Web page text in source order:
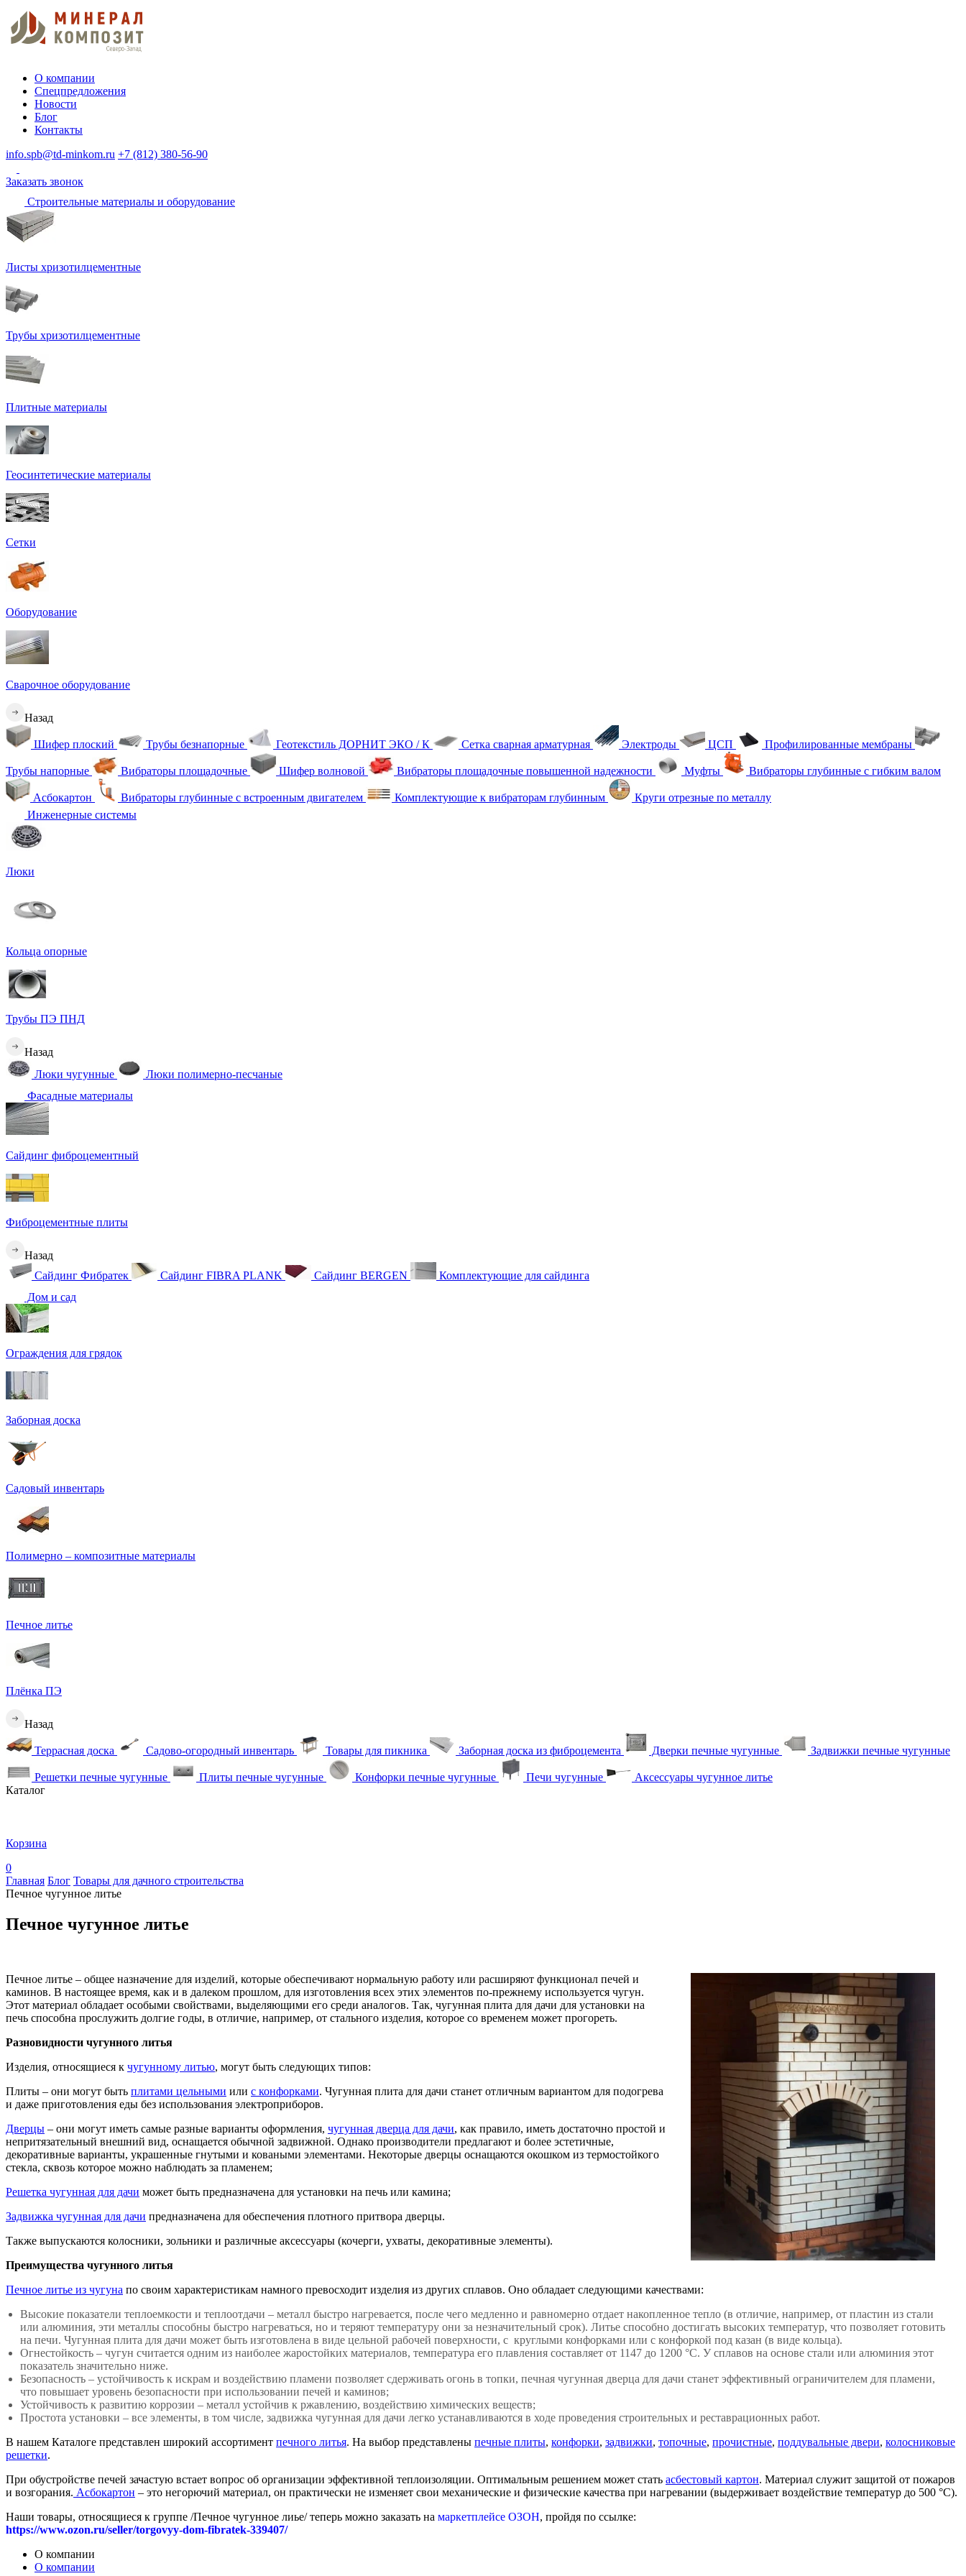
О компании
Спецпредложения
Новости
Блог
Контакты
info.spb@td-minkom.ru +7 (812) 380-56-90
Заказать звонок
Строительные материалы и оборудование
Листы хризотилцементные
Трубы хризотилцементные
Плитные материалы
Геосинтетические материалы
Сетки
Оборудование
Сварочное оборудование
Назад
Шифер плоский Трубы безнапорные Геотекстиль ДОРНИТ ЭКО / К Сетка сварная арматурная Электроды ЦСП Профилированные мембраны
Трубы напорные Вибраторы площадочные Шифер волновой Вибраторы площадочные повышенной надежности Муфты Вибраторы глубинные с гибким валом
Асбокартон Вибраторы глубинные с встроенным двигателем Комплектующие к вибраторам глубинным
Круги отрезные по металлу
Инженерные системы
Люки
Кольца опорные
Трубы ПЭ ПНД
Назад
Люки чугунные
Люки полимерно-песчаные
Фасадные материалы
Сайдинг фиброцементный
Фиброцементные плиты
Назад
Сайдинг Фибратек
Сайдинг FIBRA PLANK Сайдинг BERGEN
Комплектующие для сайдинга
Дом и сад
Ограждения для грядок
Заборная доска
Садовый инвентарь
Полимерно – композитные материалы
Печное литье
Плёнка ПЭ
Назад
Террасная доска Садово-огородный инвентарь Товары для пикника Заборная доска из фиброцемента Дверки печные чугунные Задвижки печные чугунные
Решетки печные чугунные Плиты печные чугунные Конфорки печные чугунные Печи чугунные
Аксессуары чугунное литье
Каталог
Корзина
0
Главная Блог Товары для дачного строительства
Печное чугунное литье
Печное чугунное литье
Печное литье – общее назначение для изделий, которые обеспечивают нормальную работу или расширяют функционал печей и
каминов. В настоящее время, как и в далеком прошлом, для изготовления всех этих элементов по-прежнему используется чугун.
Этот материал обладает особыми свойствами, выделяющими его среди аналогов. Так, чугунная плита для дачи для установки на
печь способна прослужить долгие годы, в отличие, например, от стального изделия, которое со временем может прогореть.
Разновидности чугунного литья
Изделия, относящиеся к чугунному литью, могут быть следующих типов:
Плиты – они могут быть плитами цельными или c конфорками. Чугунная плита для дачи станет отличным вариантом для подогрева
и даже приготовления еды без использования электроприборов.
Дверцы – они могут иметь самые разные варианты оформления, чугунная дверца для дачи, как правило, иметь достаточно простой и
непритязательный внешний вид, оснащается обычной задвижной. Однако производители предлагают и более эстетичные,
декоративные варианты, украшенные гнутыми и коваными элементами. Некоторые дверцы оснащаются окошком из термостойкого
стекла, сквозь которое можно наблюдать за пламенем;
Решетка чугунная для дачи может быть предназначена для установки на печь или камина;
Задвижка чугунная для дачи предназначена для обеспечения плотного притвора дверцы.
Также выпускаются колосники, зольники и различные аксессуары (кочерги, ухваты, декоративные элементы).
Преимущества чугунного литья
Печное литье из чугуна по своим характеристикам намного превосходит изделия из других сплавов. Оно обладает следующими качествами:
Высокие показатели теплоемкости и теплоотдачи – металл быстро нагревается, после чего медленно и равномерно отдает накопленное тепло (в отличие, например, от пластин из стали
или алюминия, эти металлы способны быстро нагреваться, но и теряют температуру они за незначительный срок). Литье способно достигать высоких температур, что позволяет готовить
на печи. Чугунная плита для дачи может быть изготовлена в виде цельной рабочей поверхности, с круглыми конфорками или с конфоркой под казан (в виде кольца).
Огнестойкость – чугун считается одним из наиболее жаростойких материалов, температура его плавления составляет от 1147 до 1200 °C. У сплавов на основе стали или алюминия этот
показатель значительно ниже.
Безопасность – устойчивость к искрам и воздействию пламени позволяет сдерживать огонь в топки, печная чугунная дверца для дачи станет эффективный ограничителем для пламени,
что повышает уровень безопасности при использовании печей и каминов;
Устойчивость к развитию коррозии – металл устойчив к ржавлению, воздействию химических веществ;
Простота установки – все элементы, в том числе, задвижка чугунная для дачи легко устанавливаются в ходе проведения строительных и реставрационных работ.
В нашем Каталоге представлен широкий ассортимент печного литья. На выбор представлены печные плиты, конфорки, задвижки, топочные, прочистные, поддувальные двери, колосниковые
решетки.
При обустройстве печей зачастую встает вопрос об организации эффективной теплоизоляции. Оптимальным решением может стать асбестовый картон. Материал служит защитой от пожаров
и возгорания. Асбокартон – это негорючий материал, он практически не изменяет свои механические и физические качества при нагревании (выдерживает воздействие температур до 500 °C).
Наши товары, относящиеся к группе /Печное чугунное лиье/ теперь можно заказать на маркетплейсе ОЗОН, пройдя по ссылке:
https://www.ozon.ru/seller/torgovyy-dom-fibratek-339407/
О компании
О компании